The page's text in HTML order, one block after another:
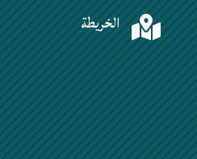
 الخريطة